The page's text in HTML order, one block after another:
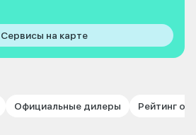
Сервисы на карте
Официальные дилеры Рейтинг